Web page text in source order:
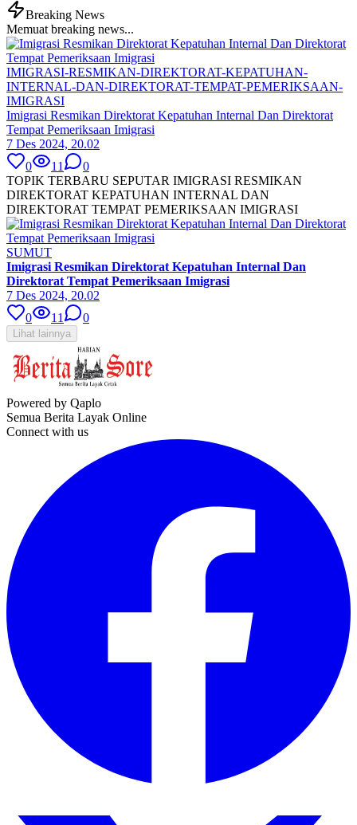
Breaking News
Memuat breaking news...
IMIGRASI-RESMIKAN-DIREKTORAT-KEPATUHAN-
INTERNAL-DAN-DIREKTORAT-TEMPAT-PEMERIKSAAN-
IMIGRASI
Imigrasi Resmikan Direktorat Kepatuhan Internal Dan Direktorat
Tempat Pemeriksaan Imigrasi
7 Des 2024, 20.02
0
11
0
TOPIK TERBARU SEPUTAR IMIGRASI RESMIKAN
DIREKTORAT KEPATUHAN INTERNAL DAN
DIREKTORAT TEMPAT PEMERIKSAAN IMIGRASI
SUMUT
Imigrasi Resmikan Direktorat Kepatuhan Internal Dan
Direktorat Tempat Pemeriksaan Imigrasi
7 Des 2024, 20.02
0
11 0
Lihat lainnya
Powered by Qaplo
Semua Berita Layak Online
Connect with us